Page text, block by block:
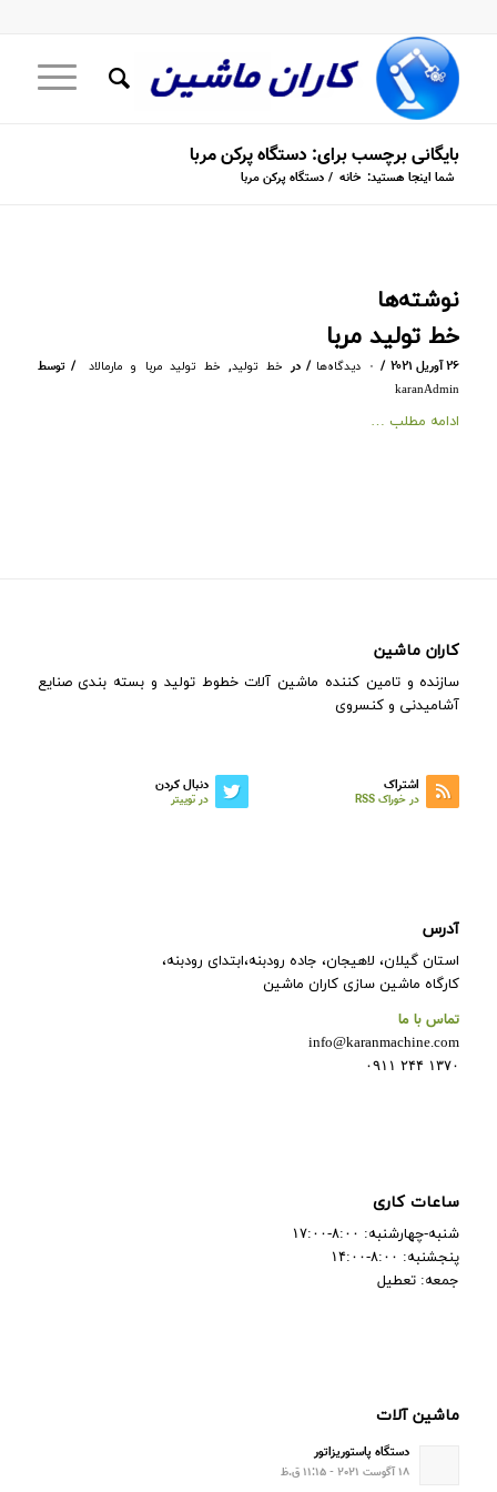
بایگانی برچسب برای: دستگاه پرکن مربا
شما اینجا هستید: خانه / دستگاه پرکن مربا
نوشته‌ها
خط تولید مربا
۲۶ آوریل ۲۰۲۱ / ۰ دیدگاه‌ها / در خط تولید, خط تولید مربا و مارمالاد / توسط
karanAdmin
ادامه مطلب …
کاران ماشین
سازنده و تامین کننده ماشین آلات خطوط تولید و بسته بندی صنایع
آشامیدنی و کنسروی
دنبال کردن
در توییتر
اشتراک
در خوراک RSS
آدرس
استان گیلان، لاهیجان، جاده رودبنه،ابتدای رودبنه،
کارگاه ماشین سازی کاران ماشین
تماس با ما
info@karanmachine.com
۱۳۷۰ ۲۴۴ ۰۹۱۱
ساعات کاری
شنبه-چهارشنبه: ۸:۰۰-۱۷:۰۰
پنجشنبه: ۸:۰۰-۱۴:۰۰
جمعه: تعطیل
ماشین آلات
دستگاه پاستوریزاتور
۱۸ آگوست ۲۰۲۱ - ۱۱:۱۵ ق.ظ